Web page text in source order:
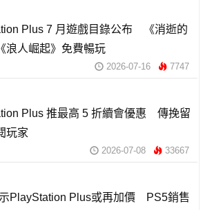
Plus 7 月遊戲目錄公布 《消逝的
浪人崛起》免費暢玩
2026-07-16 7747
Plus 推最高 5 折續會優惠 傳挽留
玩家
2026-07-08 33667
PlayStation Plus或再加價 PS5銷售